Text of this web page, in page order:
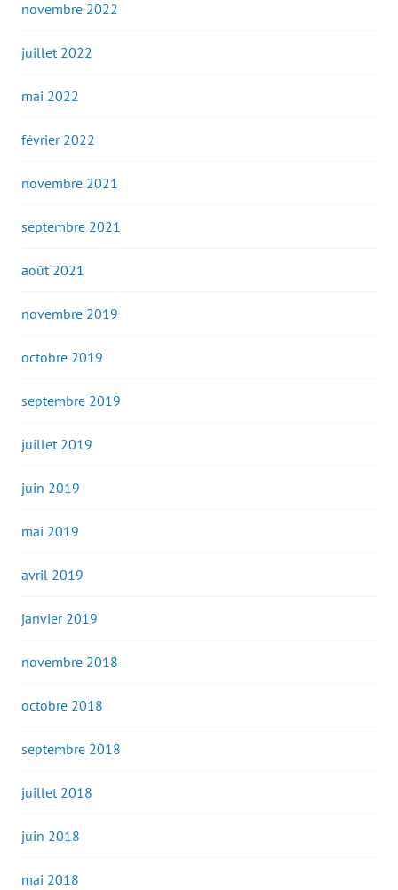
novembre 2022
juillet 2022
mai 2022
février 2022
novembre 2021
septembre 2021
août 2021
novembre 2019
octobre 2019
septembre 2019
juillet 2019
juin 2019
mai 2019
avril 2019
janvier 2019
novembre 2018
octobre 2018
septembre 2018
juillet 2018
juin 2018
mai 2018